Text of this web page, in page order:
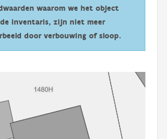
waarom we het object
inventaris, zijn niet meer
door verbouwing of sloop.